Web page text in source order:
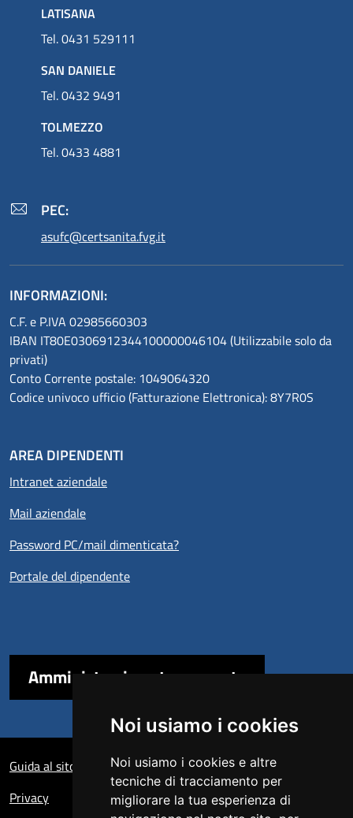
Noi usiamo i cookies
Noi usiamo i cookies e altre
tecniche di tracciamento per
migliorare la tua esperienza di
LATISANA
Tel. 0431 529111
SAN DANIELE
Tel. 0432 9491
TOLMEZZO
Tel. 0433 4881
PEC:
asufc@certsanita.fvg.it
INFORMAZIONI:
C.F. e P.IVA 02985660303
IBAN IT80E0306912344100000046104 (Utilizzabile solo da
privati)
Conto Corrente postale: 1049064320
Codice univoco ufficio (Fatturazione Elettronica): 8Y7R0S
AREA DIPENDENTI
Intranet aziendale
Mail aziendale
Password PC/mail dimenticata?
Portale del dipendente
Amministrazione trasparente
Guida al sito
Privacy